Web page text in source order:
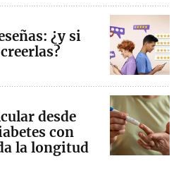
¿y si
desde
con
la longitud